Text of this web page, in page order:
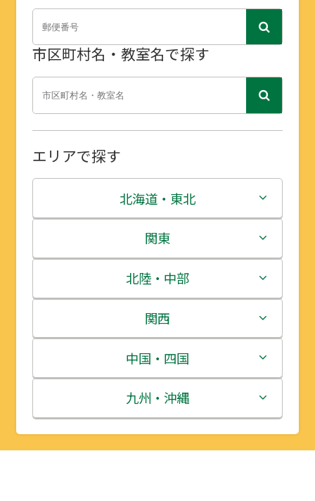
市区町村名・教室名で探す
エリアで探す
北海道・東北
北海道
青森県
岩手県
宮城県
秋田県
山形県
関東
茨城県
栃木県
群馬県
埼玉県
千葉県
北陸・中部
新潟県
富山県
石川県
福井県
関西
三重県
滋賀県
京都府
中国・四国
鳥取県
島根県
九州・沖縄
福岡県